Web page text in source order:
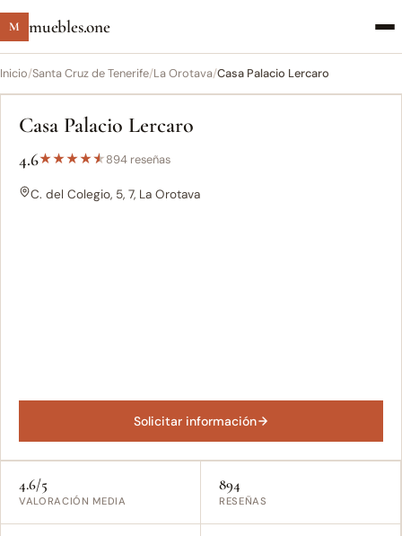
M muebles.one
Inicio/Santa Cruz de Tenerife/La Orotava/Casa Palacio Lercaro
Casa Palacio Lercaro
4.6★★★★★894 reseñas
C. del Colegio, 5, 7, La Orotava
Solicitar información
4.6/5
VALORACIÓN MEDIA
894
RESEÑAS